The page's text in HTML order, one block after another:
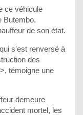
ce véhicule
Butembo.
de son état.
s'est renversé à
des
témoigne une
demeure
mortel, les